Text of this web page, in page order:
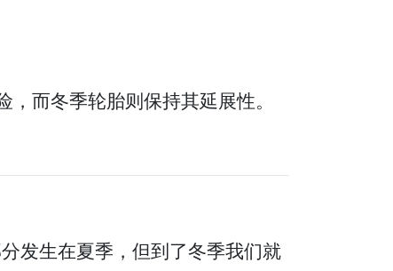
，而冬季轮胎则保持其延展性。
发生在夏季，但到了冬季我们就